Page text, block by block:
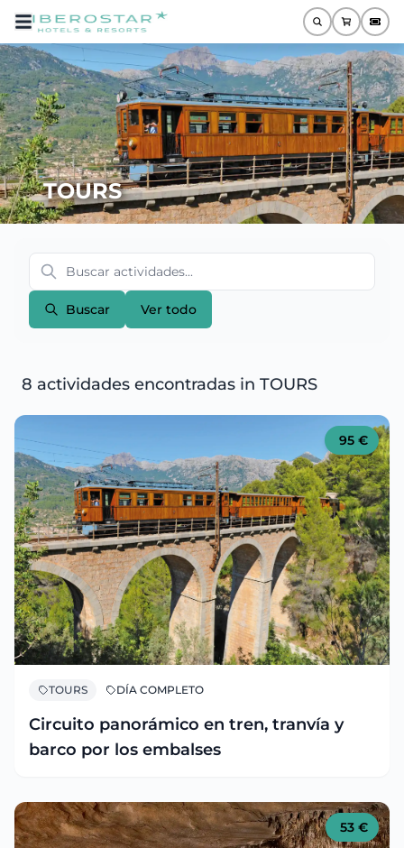
TOURS
Buscar Ver todo
8 actividades encontradas in TOURS
95 €
TOURS DÍA COMPLETO
Circuito panorámico en tren, tranvía y
barco por los embalses
53 €